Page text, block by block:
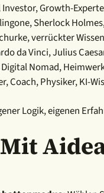
Investor, Growth-
Sherlock
verrückter
da Vinci, Julius
Nomad,
Coach, Physiker, KI-
Logik, eigenen